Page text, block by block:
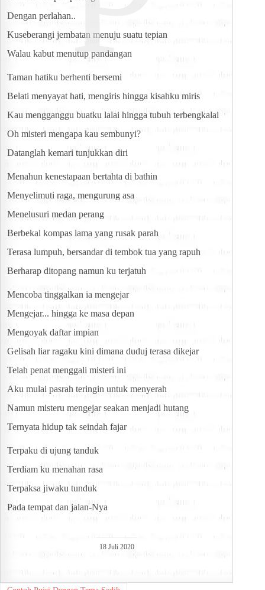
Dengan perlahan..
Kuseberangi jembatan menuju suatu tepian
Walau kabut menutup pandangan
Taman hatiku berhenti bersemi
Belati menyayat hati, mengiris hingga kisahku miris
Kau mengganggu buatku lalai hingga tubuh terbengkalai
Oh misteri mengapa kau sembunyi?
Datanglah kemari tunjukkan diri
Menahun kenestapaan bertahta di bathin
Menyelimuti raga, mengurung asa
Menelusuri medan perang
Berbekal kompas lama yang rusak parah
Terasa lumpuh, bersandar di tembok tua yang rapuh
Berharap ditopang namun ku terjatuh
Mencoba tinggalkan ia mengejar
Mengejar... hingga ke masa depan
Mengoyak daftar impian
Gelisah liar ragaku kini dimana duduj terasa dikejar
Telah penat menggali misteri ini
Aku mulai pasrah teringin untuk menyerah
Namun misteru mengejar seakan menjadi hutang
Ternyata hidup tak seindah fajar
Terpaku di ujung tanduk
Terdiam ku menahan rasa
Terpaksa jiwaku tunduk
Pada tempat dan jalan-Nya
18 Juli 2020